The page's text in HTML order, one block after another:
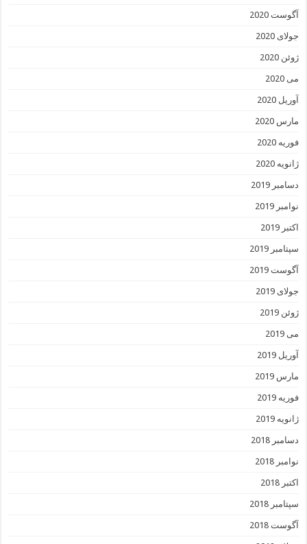
آگوست 2020
جولای 2020
ژوئن 2020
می 2020
آوریل 2020
مارس 2020
فوریه 2020
ژانویه 2020
دسامبر 2019
نوامبر 2019
اکتبر 2019
سپتامبر 2019
آگوست 2019
جولای 2019
ژوئن 2019
می 2019
آوریل 2019
مارس 2019
فوریه 2019
ژانویه 2019
دسامبر 2018
نوامبر 2018
اکتبر 2018
سپتامبر 2018
آگوست 2018